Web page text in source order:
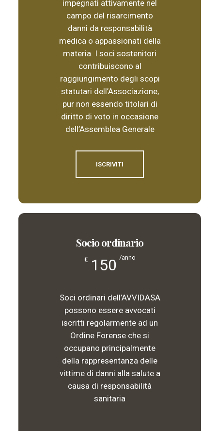
impegnati attivamente nel
campo del risarcimento
danni da responsabilità
medica o appassionati della
materia. I soci sostenitori
contribuiscono al
raggiungimento degli scopi
statutari dell’Associazione,
pur non essendo titolari di
diritto di voto in occasione
dell’Assemblea Generale
ISCRIVITI
Socio ordinario
€ 150 /anno
Soci ordinari dell’AVVIDASA
possono essere avvocati
iscritti regolarmente ad un
Ordine Forense che si
occupano principalmente
della rappresentanza delle
vittime di danni alla salute a
causa di responsabilità
sanitaria